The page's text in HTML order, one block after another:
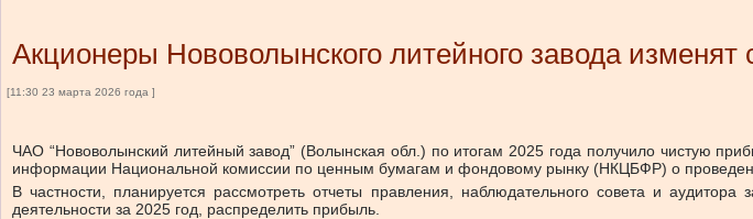
Акционеры Нововолынского литейного завода изменят
[11:30 23 марта 2026 года ]
ЧАО “Нововолынский литейный завод” (Волынская обл.) по итогам 2025 года получило чистую
информации Национальной комиссии по ценным бумагам и фондовому рынку (НКЦБФР) о
В частности, планируется рассмотреть отчеты правления, наблюдательного совета и
деятельности за 2025 год, распределить прибыль.